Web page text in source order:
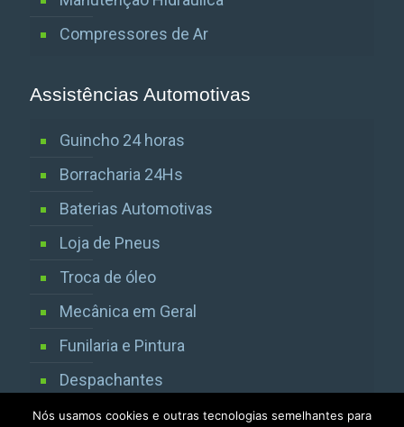
Compressores de Ar
Assistências Automotivas
Guincho 24 horas
Borracharia 24Hs
Baterias Automotivas
Loja de Pneus
Troca de óleo
Mecânica em Geral
Funilaria e Pintura
Despachantes
Vistorias Detran SP
Nós usamos cookies e outras tecnologias semelhantes para